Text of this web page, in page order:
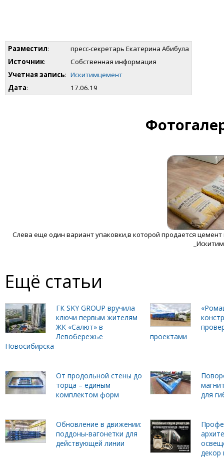
Разместил:
пресс-секретарь Екатерина Абибула
Источник:
Собственная информация
Учетная запись: Искитимцемент
Дата: 17.06.19
Слева еще один вариант упаковки,в которой продается
Ещё статьи
ГК SKY GROUP вручила
ключи первым жителям
ЖК «Салют» в
Левобережье
Новосибирска
проектами
От продольной стены до
торца – единым
комплектом форм
для
Обновление в движении:
поддоны-вагонетки для
действующей линии
декор